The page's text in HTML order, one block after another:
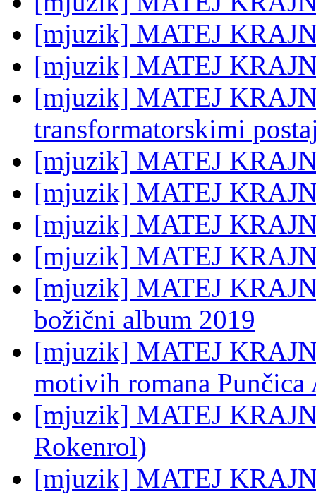
[mjuzik] MATEJ
[mjuzik] MATEJ
[mjuzik] MATEJ
transformatorskimi
[mjuzik] MATEJ
[mjuzik] MATEJ
[mjuzik] MATEJ
[mjuzik] MATEJ
[mjuzik] MATEJ
božični album 2019
[mjuzik] MATEJ
motivih romana Punčica
[mjuzik] MATEJ
Rokenrol)
[mjuzik] MATEJ